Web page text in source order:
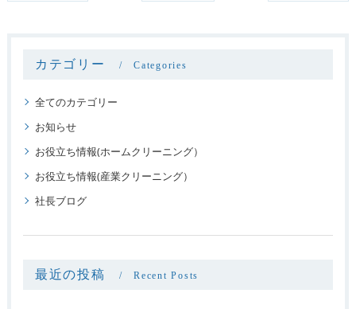
カテゴリー Categories
全てのカテゴリー
お知らせ
お役立ち情報(ホームクリーニング）
お役立ち情報(産業クリーニング）
社長ブログ
最近の投稿 Recent Posts